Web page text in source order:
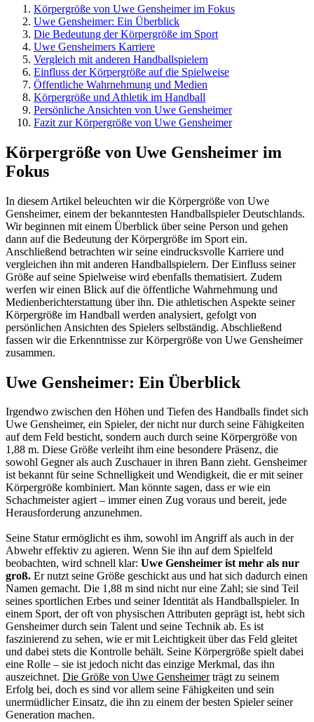
Körpergröße von Uwe Gensheimer im Fokus
Uwe Gensheimer: Ein Überblick
Die Bedeutung der Körpergröße im Sport
Uwe Gensheimers Karriere
Vergleich mit anderen Handballspielern
Einfluss der Körpergröße auf die Spielweise
Öffentliche Wahrnehmung und Medien
Körpergröße und Athletik im Handball
Persönliche Ansichten von Uwe Gensheimer
Fazit zur Körpergröße von Uwe Gensheimer
Körpergröße von Uwe Gensheimer im
Fokus
In diesem Artikel beleuchten wir die Körpergröße von Uwe
Gensheimer, einem der bekanntesten Handballspieler Deutschlands.
Wir beginnen mit einem Überblick über seine Person und gehen
dann auf die Bedeutung der Körpergröße im Sport ein.
Anschließend betrachten wir seine eindrucksvolle Karriere und
vergleichen ihn mit anderen Handballspielern. Der Einfluss seiner
Größe auf seine Spielweise wird ebenfalls thematisiert. Zudem
werfen wir einen Blick auf die öffentliche Wahrnehmung und
Medienberichterstattung über ihn. Die athletischen Aspekte seiner
Körpergröße im Handball werden analysiert, gefolgt von
persönlichen Ansichten des Spielers selbständig. Abschließend
fassen wir die Erkenntnisse zur Körpergröße von Uwe Gensheimer
zusammen.
Uwe Gensheimer: Ein Überblick
Irgendwo zwischen den Höhen und Tiefen des Handballs findet sich
Uwe Gensheimer, ein Spieler, der nicht nur durch seine Fähigkeiten
auf dem Feld besticht, sondern auch durch seine Körpergröße von
1,88 m. Diese Größe verleiht ihm eine besondere Präsenz, die
sowohl Gegner als auch Zuschauer in ihren Bann zieht. Gensheimer
ist bekannt für seine Schnelligkeit und Wendigkeit, die er mit seiner
Körpergröße kombiniert. Man könnte sagen, dass er wie ein
Schachmeister agiert – immer einen Zug voraus und bereit, jede
Herausforderung anzunehmen.
Seine Statur ermöglicht es ihm, sowohl im Angriff als auch in der
Abwehr effektiv zu agieren. Wenn Sie ihn auf dem Spielfeld
beobachten, wird schnell klar: Uwe Gensheimer ist mehr als nur
groß. Er nutzt seine Größe geschickt aus und hat sich dadurch einen
Namen gemacht. Die 1,88 m sind nicht nur eine Zahl; sie sind Teil
seines sportlichen Erbes und seiner Identität als Handballspieler. In
einem Sport, der oft von physischen Attributen geprägt ist, hebt sich
Gensheimer durch sein Talent und seine Technik ab. Es ist
faszinierend zu sehen, wie er mit Leichtigkeit über das Feld gleitet
und dabei stets die Kontrolle behält. Seine Körpergröße spielt dabei
eine Rolle – sie ist jedoch nicht das einzige Merkmal, das ihn
auszeichnet. Die Größe von Uwe Gensheimerträgt zu seinem
Erfolg bei, doch es sind vor allem seine Fähigkeiten und sein
unermüdlicher Einsatz, die ihn zu einem der besten Spieler seiner
Generation machen.